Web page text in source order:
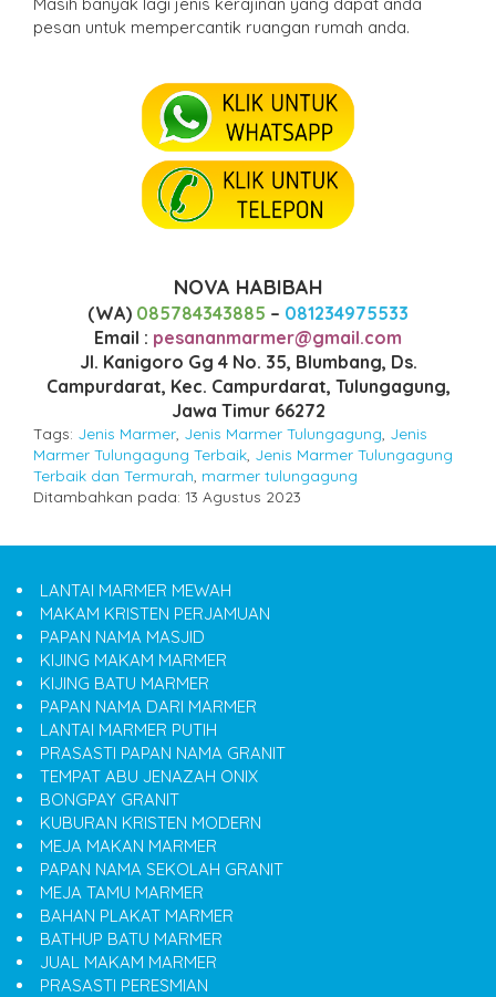
pesan untuk mempercantik ruangan rumah anda.
NOVA HABIBAH
(WA) 085784343885 – 081234975533
Email : pesananmarmer@gmail.com
Jl. Kanigoro Gg 4 No. 35, Blumbang, Ds.
Campurdarat, Kec. Campurdarat, Tulungagung,
Jawa Timur 66272
Tags: Jenis Marmer Jenis Marmer Tulungagung Jenis
Marmer Tulungagung Terbaik Jenis Marmer Tulungagung
Terbaik dan Termurah marmer tulungagung
Ditambahkan pada: 13 Agustus 2023
LANTAI MARMER MEWAH
MAKAM KRISTEN PERJAMUAN
PAPAN NAMA MASJID
KIJING MAKAM MARMER
KIJING BATU MARMER
PAPAN NAMA DARI MARMER
LANTAI MARMER PUTIH
PRASASTI PAPAN NAMA GRANIT
TEMPAT ABU JENAZAH ONIX
BONGPAY GRANIT
KUBURAN KRISTEN MODERN
MEJA MAKAN MARMER
PAPAN NAMA SEKOLAH GRANIT
MEJA TAMU MARMER
BAHAN PLAKAT MARMER
BATHUP BATU MARMER
JUAL MAKAM MARMER
PRASASTI PERESMIAN